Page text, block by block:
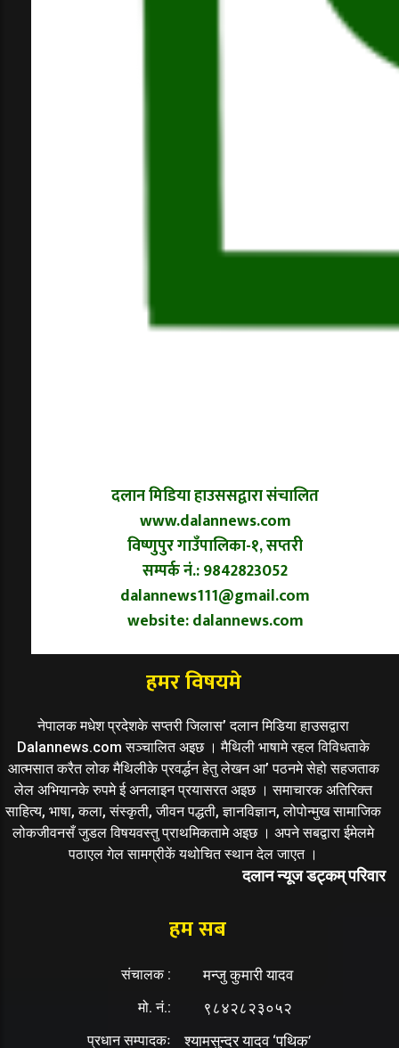
दलान मिडिया हाउससद्वारा संचालित
www.dalannews.com
विष्णुपुर गाउँपालिका-१, सप्तरी
सम्पर्क नं.: 9842823052
dalannews111@gmail.com
website: dalannews.com
हमर विषयमे
नेपालक मधेश प्रदेशके सप्तरी जिलास’ दलान मिडिया हाउसद्वारा
Dalannews.com सञ्चालित अइछ । मैथिली भाषामे रहल विविधताके
आत्मसात करैत लोक मैथिलीके प्रवर्द्धन हेतु लेखन आ’ पठनमे सेहो सहजताक
लेल अभियानके रुपमे ई अनलाइन प्रयासरत अइछ । समाचारक अतिरिक्त
साहित्य, भाषा, कला, संस्कृती, जीवन पद्धती, ज्ञानविज्ञान, लोपोन्मुख सामाजिक
लोकजीवनसँ जुडल विषयवस्तु प्राथमिकतामे अइछ । अपने सबद्वारा ईमेलमे
पठाएल गेल सामग्रीकें यथोचित स्थान देल जाएत ।
दलान न्यूज डट्कम् परिवार
हम सब
संचालक : मन्जु कुमारी यादव
मो. नं.: ९८४२८२३०५२
प्रधान सम्पादकः श्यामसुन्दर यादव ‘पथिक’